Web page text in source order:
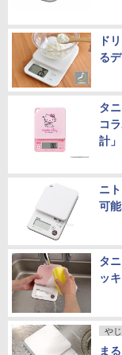
ド
る
タ
コ
計」
ニ
可
タ
ッ
や
ま